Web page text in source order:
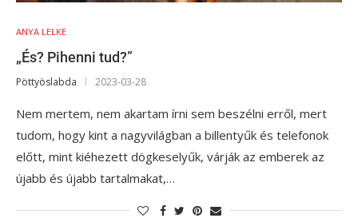
ANYA LELKE
„És? Pihenni tud?”
Pöttyöslabda 2023-03-28
Nem mertem, nem akartam írni sem beszélni erről, mert
tudom, hogy kint a nagyvilágban a billentyűk és telefonok
előtt, mint kiéhezett dögkeselyűk, várják az emberek az
újabb és újabb tartalmakat,…